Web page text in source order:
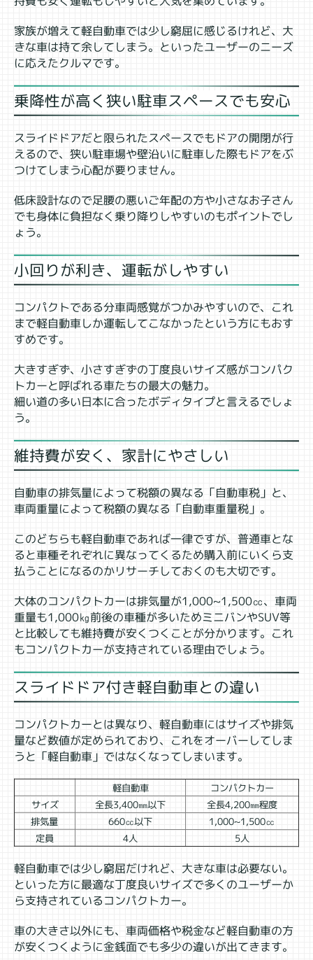
家族が増えて軽自動車では少し窮屈に感じるけれど、大
きな車は持て余してしまう。といったユーザーのニーズ
に応えたクルマです。
乗降性が高く狭い駐車スペースでも安心
スライドドアだと限られたスペースでもドアの開閉が行
えるので、狭い駐車場や壁沿いに駐車した際もドアをぶ
つけてしまう心配が要りません。
低床設計なので足腰の悪いご年配の方や小さなお子さん
でも身体に負担なく乗り降りしやすいのもポイントでし
ょう。
小回りが利き、運転がしやすい
コンパクトである分車両感覚がつかみやすいので、これ
まで軽自動車しか運転してこなかったという方にもおす
すめです。
大きすぎず、小さすぎずの丁度良いサイズ感がコンパク
トカーと呼ばれる車たちの最大の魅力。
細い道の多い日本に合ったボディタイプと言えるでしょ
う。
維持費が安く、家計にやさしい
自動車の排気量によって税額の異なる「自動車税」と、
車両重量によって税額の異なる「自動車重量税」。
このどちらも軽自動車であれば一律ですが、普通車とな
ると車種それぞれに異なってくるため購入前にいくら支
払うことになるのかリサーチしておくのも大切です。
大体のコンパクトカーは排気量が1,000~1,500㏄、車両
重量も1,000㎏前後の車種が多いためミニバンやSUV等
と比較しても維持費が安くつくことが分かります。これ
もコンパクトカーが支持されている理由でしょう。
スライドドア付き軽自動車との違い
コンパクトカーとは異なり、軽自動車にはサイズや排気
量など数値が定められており、これをオーバーしてしま
うと「軽自動車」ではなくなってしまいます。
軽自動車 コンパクトカー
サイズ 全長3,400㎜以下 全長4,200㎜程度
排気量 660㏄以下 1,000~1,500㏄
定員 4人 5人
軽自動車では少し窮屈だけれど、大きな車は必要ない。
といった方に最適な丁度良いサイズで多くのユーザーか
ら支持されているコンパクトカー。
車の大きさ以外にも、車両価格や税金など軽自動車の方
が安くつくように金銭面でも多少の違いが出てきます。